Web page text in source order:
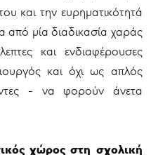
και την ευρηματικότητά
από μία διαδικασία χαράς
και ενδιαφέρουσες
και όχι ως απλός
- να φορούν άνετα
χώρος στη σχολική